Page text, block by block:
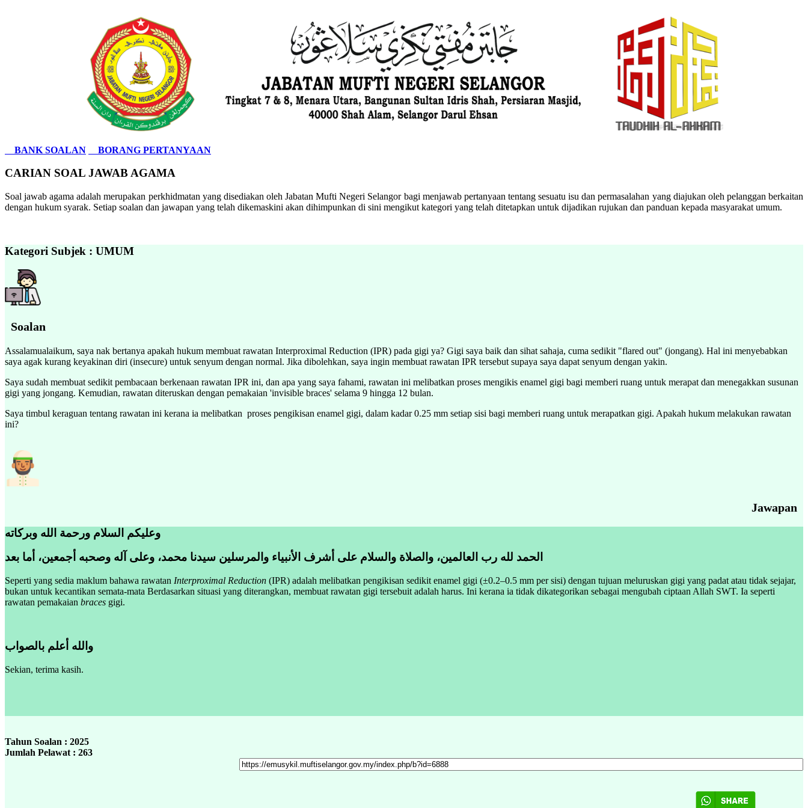
BANK SOALAN BORANG PERTANYAAN
CARIAN SOAL JAWAB AGAMA
Soal jawab agama adalah merupakan perkhidmatan yang disediakan oleh Jabatan Mufti Negeri Selangor bagi menjawab pertanyaan tentang sesuatu isu dan permasalahan yang diajukan oleh pelanggan berkaitan
dengan hukum syarak. Setiap soalan dan jawapan yang telah dikemaskini akan dihimpunkan di sini mengikut kategori yang telah ditetapkan untuk dijadikan rujukan dan panduan kepada masyarakat umum.
Kategori Subjek : UMUM
Soalan
Assalamualaikum, saya nak bertanya apakah hukum membuat rawatan Interproximal Reduction (IPR) pada gigi ya? Gigi saya baik dan sihat sahaja, cuma sedikit "flared out" (jongang). Hal ini menyebabkan
saya agak kurang keyakinan diri (insecure) untuk senyum dengan normal. Jika dibolehkan, saya ingin membuat rawatan IPR tersebut supaya saya dapat senyum dengan yakin.
Saya sudah membuat sedikit pembacaan berkenaan rawatan IPR ini, dan apa yang saya fahami, rawatan ini melibatkan proses mengikis enamel gigi bagi memberi ruang untuk merapat dan menegakkan susunan
gigi yang jongang. Kemudian, rawatan diteruskan dengan pemakaian 'invisible braces' selama 9 hingga 12 bulan.
Saya timbul keraguan tentang rawatan ini kerana ia melibatkan proses pengikisan enamel gigi, dalam kadar 0.25 mm setiap sisi bagi memberi ruang untuk merapatkan gigi. Apakah hukum melakukan rawatan
ini?
Jawapan
وعليكم السلام ورحمة الله وبركاته
الحمد لله رب العالمين، والصلاة والسلام على أشرف الأنبياء والمرسلين سيدنا محمد، وعلى آله وصحبه أجمعين، أما بعد
Seperti yang sedia maklum bahawa rawatan Interproximal Reduction (IPR) adalah melibatkan pengikisan sedikit enamel gigi (±0.2–0.5 mm per sisi) dengan tujuan meluruskan gigi yang padat atau tidak sejajar,
bukan untuk kecantikan semata-mata Berdasarkan situasi yang diterangkan, membuat rawatan gigi tersebuit adalah harus. Ini kerana ia tidak dikategorikan sebagai mengubah ciptaan Allah SWT. Ia seperti
rawatan pemakaian braces gigi.
والله أعلم بالصواب
Sekian, terima kasih.
Tahun Soalan : 2025
Jumlah Pelawat : 263